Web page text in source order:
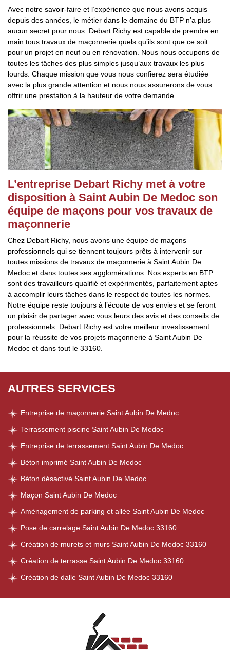
Avec notre savoir-faire et l’expérience que nous avons acquis
depuis des années, le métier dans le domaine du BTP n’a plus
aucun secret pour nous. Debart Richy est capable de prendre en
main tous travaux de maçonnerie quels qu’ils sont que ce soit
pour un projet en neuf ou en rénovation. Nous nous occupons de
toutes les tâches des plus simples jusqu’aux travaux les plus
lourds. Chaque mission que vous nous confierez sera étudiée
avec la plus grande attention et nous nous assurerons de vous
offrir une prestation à la hauteur de votre demande.
L’entreprise Debart Richy met à votre
disposition à Saint Aubin De Medoc son
équipe de maçons pour vos travaux de
maçonnerie
Chez Debart Richy, nous avons une équipe de maçons
professionnels qui se tiennent toujours prêts à intervenir sur
toutes missions de travaux de maçonnerie à Saint Aubin De
Medoc et dans toutes ses agglomérations. Nos experts en BTP
sont des travailleurs qualifié et expérimentés, parfaitement aptes
à accomplir leurs tâches dans le respect de toutes les normes.
Notre équipe reste toujours à l’écoute de vos envies et se feront
un plaisir de partager avec vous leurs des avis et des conseils de
professionnels. Debart Richy est votre meilleur investissement
pour la réussite de vos projets maçonnerie à Saint Aubin De
Medoc et dans tout le 33160.
AUTRES SERVICES
Entreprise de maçonnerie Saint Aubin De Medoc
Terrassement piscine Saint Aubin De Medoc
Entreprise de terrassement Saint Aubin De Medoc
Béton imprimé Saint Aubin De Medoc
Béton désactivé Saint Aubin De Medoc
Maçon Saint Aubin De Medoc
Aménagement de parking et allée Saint Aubin De Medoc
Pose de carrelage Saint Aubin De Medoc 33160
Création de murets et murs Saint Aubin De Medoc 33160
Création de terrasse Saint Aubin De Medoc 33160
Création de dalle Saint Aubin De Medoc 33160